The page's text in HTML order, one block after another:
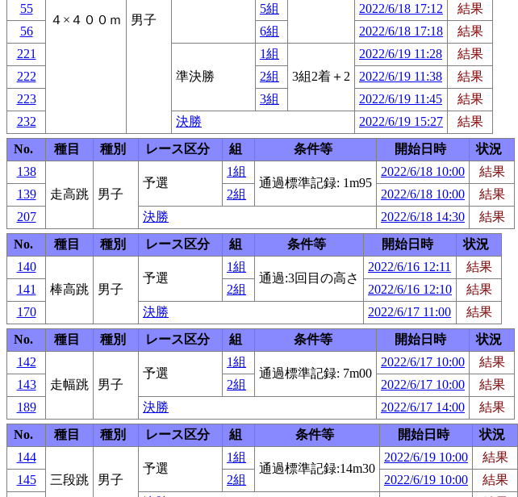
４×４００ｍ 男子
55
5組 2022/6/18 17:12
結果
56
6組 2022/6/18 17:18
結果
221
準決勝
1組
3組2着＋2
2022/6/19 11:28
結果
222
2組 2022/6/19 11:38
結果
223
3組 2022/6/19 11:45
結果
232
決勝 2022/6/19 15:27
結果
No.
種目 種別 レース区分 組 条件等 開始日時
状況
138
走高跳
男子
予選
1組
通過標準記録: 1m95
2022/6/18 10:00
結果
139
2組 2022/6/18 10:00
結果
207
決勝 2022/6/18 14:30
結果
No.
種目 種別 レース区分 組 条件等 開始日時
状況
140
棒高跳
男子
予選
1組
通過:3回目の高さ
2022/6/16 12:11
結果
141
2組 2022/6/16 12:10
結果
170
決勝 2022/6/17 11:00
結果
No.
種目 種別 レース区分 組 条件等 開始日時
状況
142
走幅跳
男子
予選
1組
通過標準記録: 7m00
2022/6/17 10:00
結果
143
2組 2022/6/17 10:00
結果
189
決勝 2022/6/17 14:00
結果
No.
種目 種別 レース区分 組 条件等 開始日時
状況
144
三段跳
男子
予選
1組
通過標準記録:14m30
2022/6/19 10:00
結果
145
2組 2022/6/19 10:00
結果